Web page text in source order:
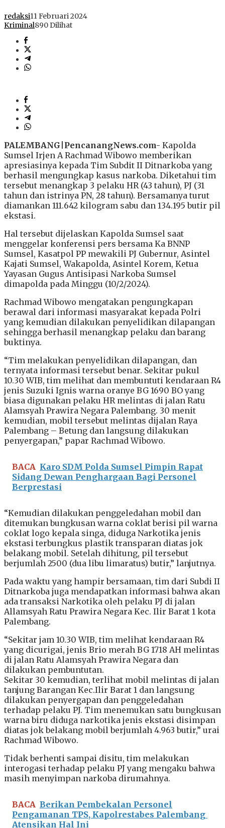
redaksi11 Februari 2024
Kriminal890 Dilihat
PALEMBANG PencanangNews.com- Kapolda
Sumsel Irjen A Rachmad Wibowo memberikan
apresiasinya kepada Tim Subdit II Ditnarkoba yang
berhasil mengungkap kasus narkoba. Diketahui tim
tersebut menangkap 3 pelaku HR (43 tahun), PJ (31
tahun dan istrinya PN, 28 tahun). Bersamanya turut
diamankan 111.642 kilogram sabu dan 134.195 butir pil
ekstasi.
Hal tersebut dijelaskan Kapolda Sumsel saat
menggelar konferensi pers bersama Ka BNNP
Sumsel, Kasatpol PP mewakili PJ Gubernur, Asintel
Kajati Sumsel, Wakapolda, Asintel Korem, Ketua
Yayasan Gugus Antisipasi Narkoba Sumsel
dimapolda pada Minggu (10/2/2024).
Rachmad Wibowo mengatakan pengungkapan
berawal dari informasi masyarakat kepada Polri
yang kemudian dilakukan penyelidikan dilapangan
sehingga berhasil menangkap pelaku dan barang
buktinya.
“Tim melakukan penyelidikan dilapangan, dan
ternyata informasi tersebut benar. Sekitar pukul
10.30 WIB, tim melihat dan membuntuti kendaraan R4
jenis Suzuki Ignis warna oranye BG 1690 BO yang
biasa digunakan pelaku HR melintas di jalan Ratu
Alamsyah Prawira Negara Palembang. 30 menit
kemudian, mobil tersebut melintas dijalan Raya
Palembang – Betung dan langsung dilakukan
penyergapan,” papar Rachmad Wibowo.
BACA Karo SDM Polda Sumsel Pimpin Rapat
Sidang Dewan Penghargaan Bagi Personel
Berprestasi
“Kemudian dilakukan penggeledahan mobil dan
ditemukan bungkusan warna coklat berisi pil warna
coklat logo kepala singa, diduga Narkotika jenis
ekstasi terbungkus plastik transparan diatas jok
belakang mobil. Setelah dihitung, pil tersebut
berjumlah 2500 (dua libu limaratus) butir,” lanjutnya.
Pada waktu yang hampir bersamaan, tim dari Subdi II
Ditnarkoba juga mendapatkan informasi bahwa akan
ada transaksi Narkotika oleh pelaku PJ di jalan
Allamsyah Ratu Prawira Negara Kec. Ilir Barat 1 kota
Palembang.
“Sekitar jam 10.30 WIB, tim melihat kendaraan R4
yang dicurigai, jenis Brio merah BG 1718 AH melintas
di jalan Ratu Alamsyah Prawira Negara dan
dilakukan pembuntutan.
Sekitar 30 kemudian, terlihat mobil melintas di jalan
tanjung Barangan Kec.Ilir Barat 1 dan langsung
dilakukan penyergapan dan penggeledahan
terhadap pelaku PJ. Tim menemukan satu bungkusan
warna biru diduga narkotika jenis ekstasi disimpan
diatas jok belakang mobil berjumlah 4.963 butir,” urai
Rachmad Wibowo.
Tidak berhenti sampai disitu, tim melakukan
interogasi terhadap pelaku PJ yang mengaku bahwa
masih menyimpan narkoba dirumahnya.
BACA Berikan Pembekalan Personel
Pengamanan TPS, Kapolrestabes Palembang
Atensikan Hal Ini